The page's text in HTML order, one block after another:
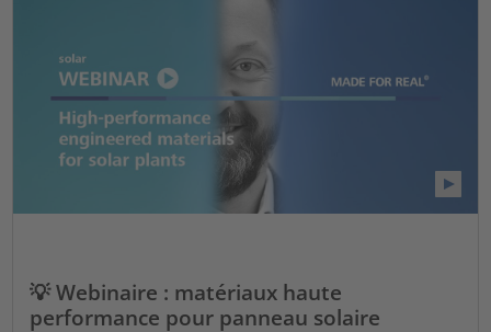
💡 Webinaire : matériaux haute
performance pour panneau solaire